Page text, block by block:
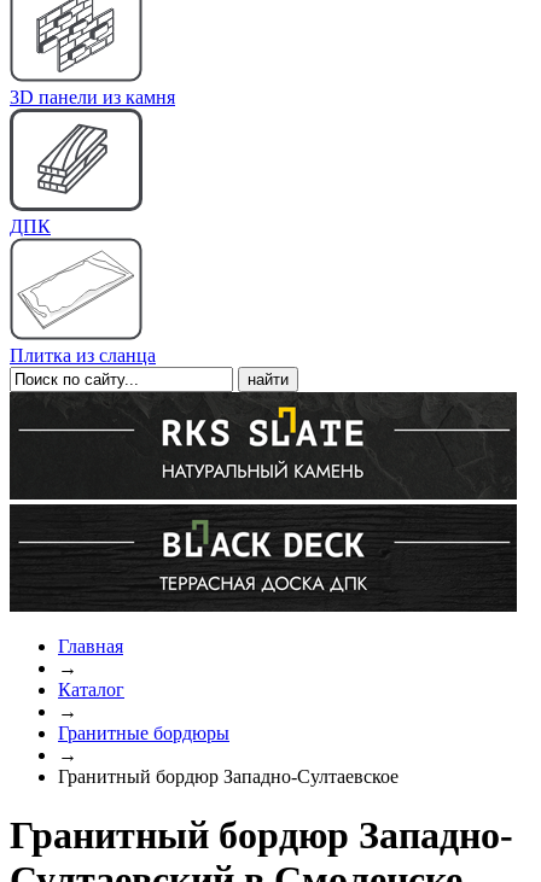
3D панели из камня
ДПК
Плитка из сланца
Главная
→
Каталог
→
Гранитные бордюры
→
Гранитный бордюр Западно-Султаевское
Гранитный бордюр Западно-